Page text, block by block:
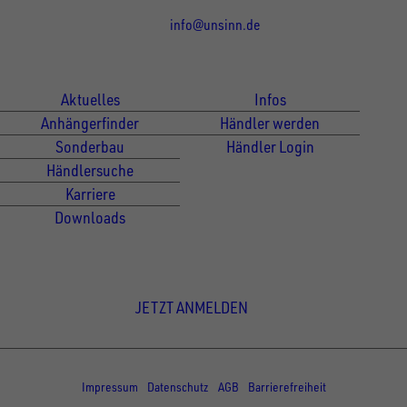
info@unsinn.de
Aktuelles
Anhängerfinder
Sonderbau
Händlersuche
Karriere
Downloads
Infos
Händler werden
Händler Login
JETZT ANMELDEN
Impressum
Datenschutz AGB Barrierefreiheit